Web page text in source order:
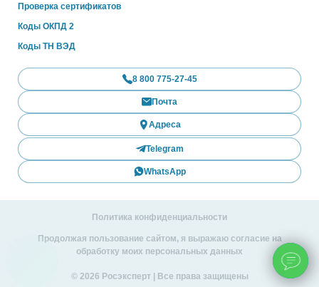
Проверка сертификатов
Коды ОКПД 2
Коды ТН ВЭД
8 800 775-27-45
Почта
Адреса
Telegram
WhatsApp
Политика конфиденциальности
Продолжая пользование сайтом, я выражаю согласие на
обработку моих персональных данных
© 2026 Росэксперт | Все права защищены
ChatApp